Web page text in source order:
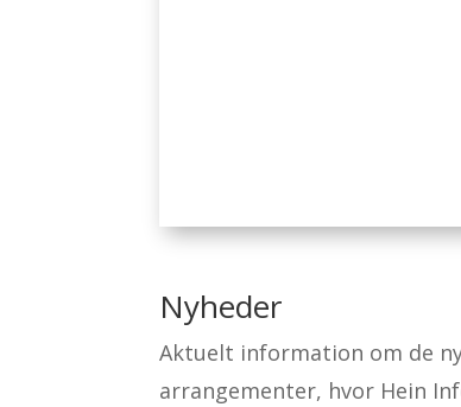
Nyheder
Aktuelt information om de
arrangementer, hvor Hein